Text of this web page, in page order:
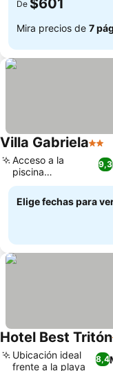
De $601
Mira precios de 7
Villa Gabriela2
9,3
Acceso a la
piscina
comunitaria
Elige fechas para
Hotel Best Tritón
8,4
Ubicación ideal
frente a la playa